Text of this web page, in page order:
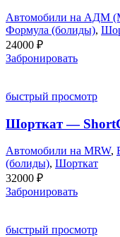
Автомобили на АДМ
Формула (болиды),
24000 ₽
Забронировать
быстрый просмотр
Шорткат —
Автомобили на MRW,
(болиды), Шорткат
32000 ₽
Забронировать
быстрый просмотр